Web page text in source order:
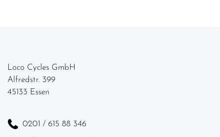
Loco Cycles GmbH
Alfredstr. 399
45133 Essen
0201 / 615 88 346